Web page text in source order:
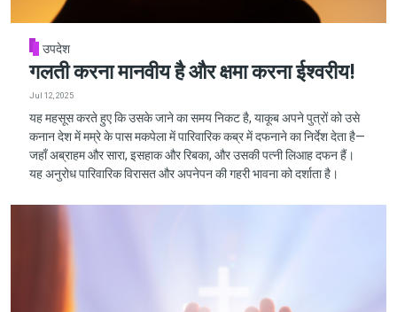
उपदेश
गलती करना मानवीय है और क्षमा करना ईश्वरीय!
Jul 12, 2025
यह महसूस करते हुए कि उसके जाने का समय निकट है, याकूब अपने पुत्रों को उसे
कनान देश में मम्रे के पास मकपेला में पारिवारिक कब्र में दफनाने का निर्देश देता है—
जहाँ अब्राहम और सारा, इसहाक और रिबका, और उसकी पत्नी लिआह दफन हैं।
यह अनुरोध पारिवारिक विरासत और अपनेपन की गहरी भावना को दर्शाता है।